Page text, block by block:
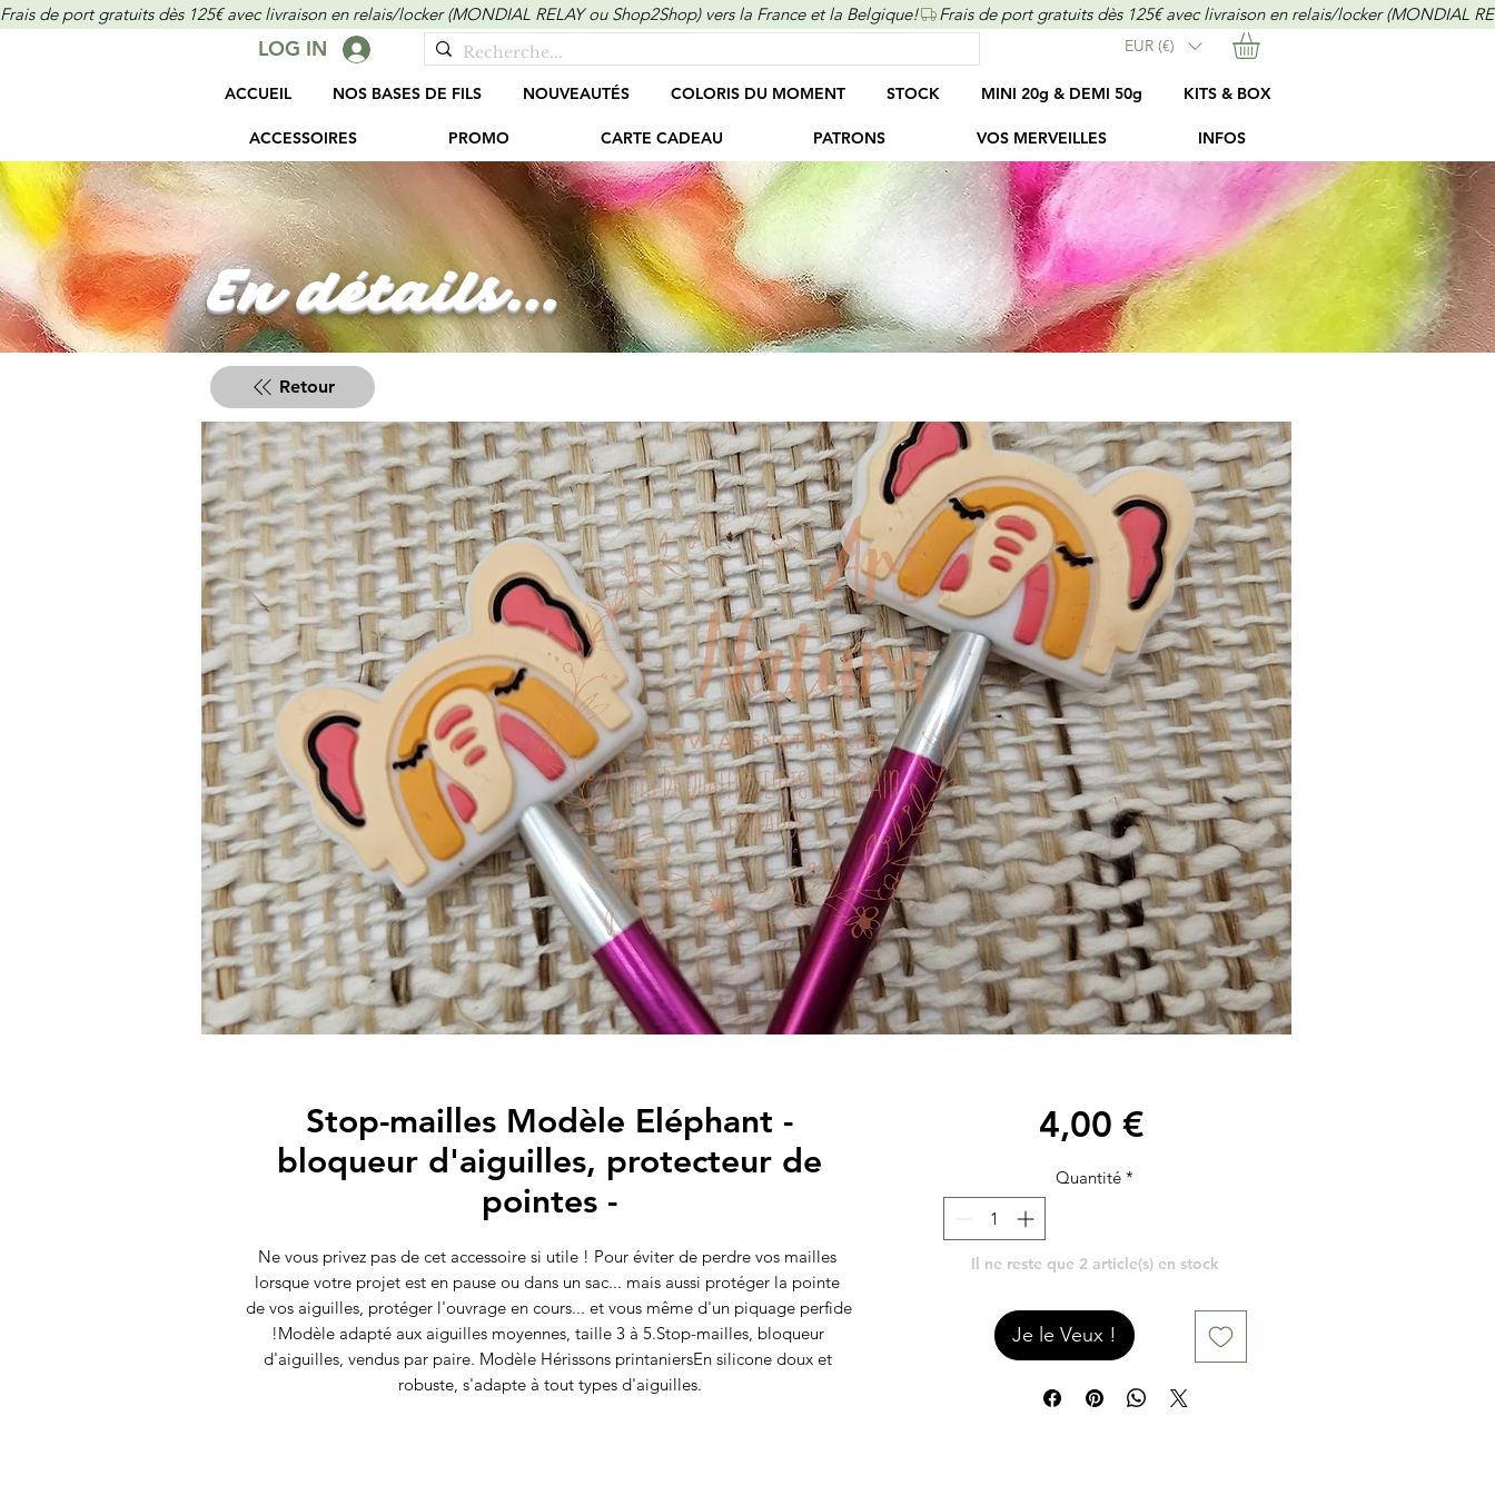
Frais de port gratuits dès 125€ avec livraison en relais/locker (MONDIAL RELAY ou Shop2Shop) vers la France et la Belgique!
LOG IN EUR (€)
ACCUEIL NOS BASES DE FILS NOUVEAUTÉS COLORIS DU MOMENT STOCK MINI 20g & DEMI 50g KITS & BOX
ACCESSOIRES PROMO CARTE CADEAU PATRONS VOS MERVEILLES INFOS
En détails...
Retour
Stop-mailles Modèle Eléphant -
bloqueur d'aiguilles, protecteur de
pointes -
Ne vous privez pas de cet accessoire si utile ! Pour éviter de perdre vos mailles
lorsque votre projet est en pause ou dans un sac... mais aussi protéger la pointe
de vos aiguilles, protéger l'ouvrage en cours... et vous même d'un piquage perfide
!Modèle adapté aux aiguilles moyennes, taille 3 à 5.Stop-mailles, bloqueur
d'aiguilles, vendus par paire. Modèle Hérissons printaniersEn silicone doux et
robuste, s'adapte à tout types d'aiguilles.
4,00 €
Quantité *
Il ne reste que 2 article(s) en stock
Je le Veux !